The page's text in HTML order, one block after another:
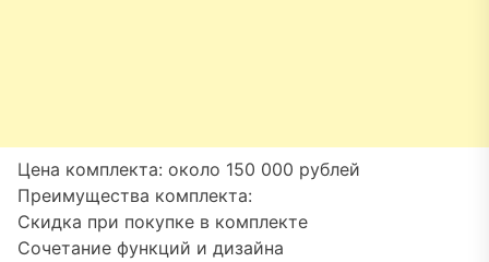
Цена комплекта: около 150 000 рублей
Преимущества комплекта:
Скидка при покупке в комплекте
Сочетание функций и дизайна